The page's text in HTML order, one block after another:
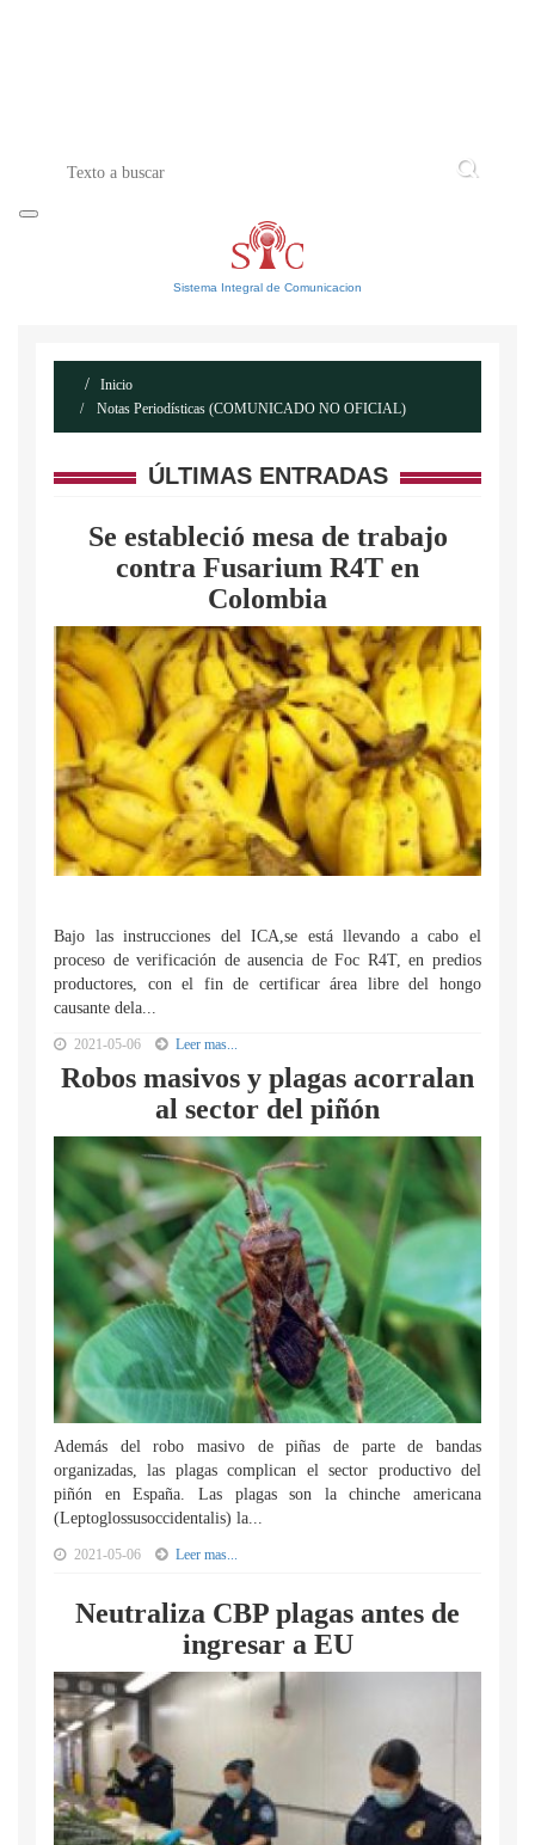
Sistema Integral de Comunicacion
Inicio
Notas Periodísticas (COMUNICADO NO OFICIAL)
ÚLTIMAS ENTRADAS
Se estableció mesa de trabajo
contra Fusarium R4T en
Colombia
Bajo las instrucciones del ICA,se está llevando a cabo el
proceso de verificación de ausencia de Foc R4T, en predios
productores, con el fin de certificar área libre del hongo
causante dela...
2021-05-06 Leer mas...
Robos masivos y plagas acorralan
al sector del piñón
Además del robo masivo de piñas de parte de bandas
organizadas, las plagas complican el sector productivo del
piñón en España. Las plagas son la chinche americana
(Leptoglossusoccidentalis) la...
2021-05-06 Leer mas...
Neutraliza CBP plagas antes de
ingresar a EU